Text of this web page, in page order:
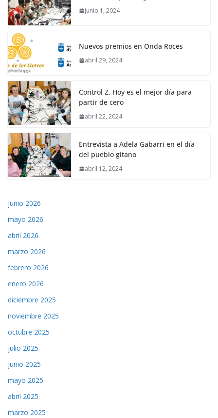
junio 1, 2024
Nuevos premios en Onda Roces
abril 29, 2024
Control Z. Hoy es el mejor día para
partir de cero
abril 22, 2024
Entrevista a Adela Gabarri en el día
del pueblo gitano
abril 12, 2024
junio 2026
mayo 2026
abril 2026
marzo 2026
febrero 2026
enero 2026
diciembre 2025
noviembre 2025
octubre 2025
julio 2025
junio 2025
mayo 2025
abril 2025
marzo 2025